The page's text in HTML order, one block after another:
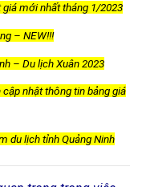
mới nhất tháng 1/2023
– NEW!!!
– Du lịch Xuân 2023
nhật thông tin bảng giá
du lịch tỉnh Quảng Ninh